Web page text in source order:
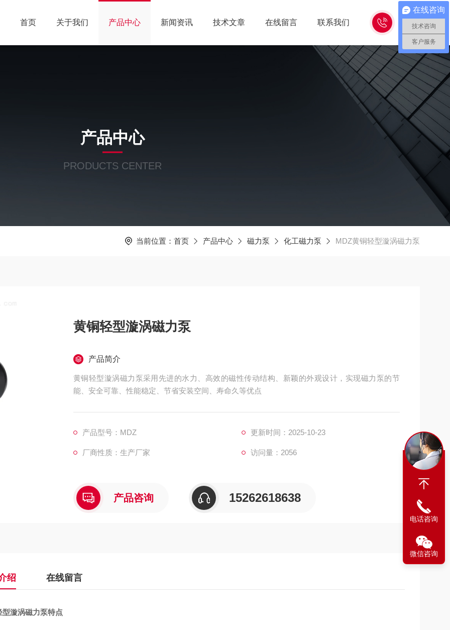
15262618638
首页 关于我们 产品中心 新闻资讯 技术文章 在线留言 联系我们
产品中心
PRODUCTS CENTER
当前位置： 首页 产品中心 磁力泵 化工磁力泵 MDZ黄铜轻型漩涡磁力泵
黄铜轻型漩涡磁力泵
产品简介
黄铜轻型漩涡磁力泵采用先进的水力、高效的磁性传动结构、新颖的外观设计，实现磁力泵的节
能、安全可靠、性能稳定、节省安装空间、寿命久等优点
产品型号：MDZ 更新时间：2025-10-23
厂商性质：生产厂家 访问量：2056
产品咨询 15262618638
绍 在线留言
型漩涡磁力泵特点
电话咨询
微信咨询
在线咨询
技术咨询
客户服务